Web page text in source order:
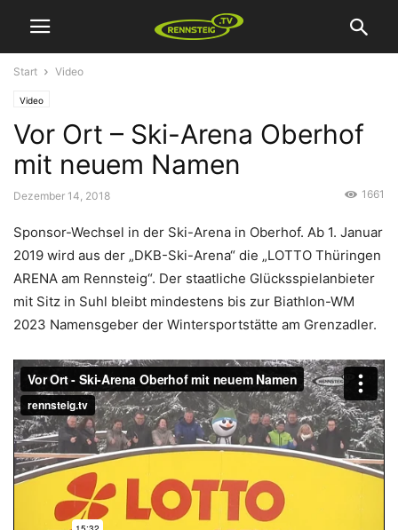
Start Video
Video
Vor Ort – Ski-Arena Oberhof
mit neuem Namen
Dezember 14, 2018 1661
Sponsor-Wechsel in der Ski-Arena in Oberhof. Ab 1. Januar
2019 wird aus der „DKB-Ski-Arena“ die „LOTTO Thüringen
ARENA am Rennsteig“. Der staatliche Glücksspielanbieter
mit Sitz in Suhl bleibt mindestens bis zur Biathlon-WM
2023 Namensgeber der Wintersportstätte am Grenzadler.